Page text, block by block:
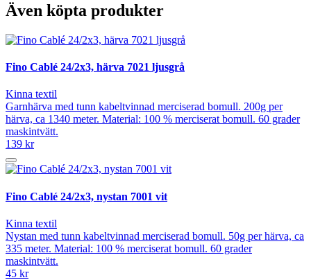
Även köpta produkter
Fino Cablé 24/2x3, härva 7021 ljusgrå
Kinna textil
Garnhärva med tunn kabeltvinnad merciserad bomull. 200g per
härva, ca 1340 meter. Material: 100 % merciserat bomull. 60 grader
maskintvätt.
139 kr
Fino Cablé 24/2x3, nystan 7001 vit
Kinna textil
Nystan med tunn kabeltvinnad merciserad bomull. 50g per härva, ca
335 meter. Material: 100 % merciserat bomull. 60 grader
maskintvätt.
45 kr